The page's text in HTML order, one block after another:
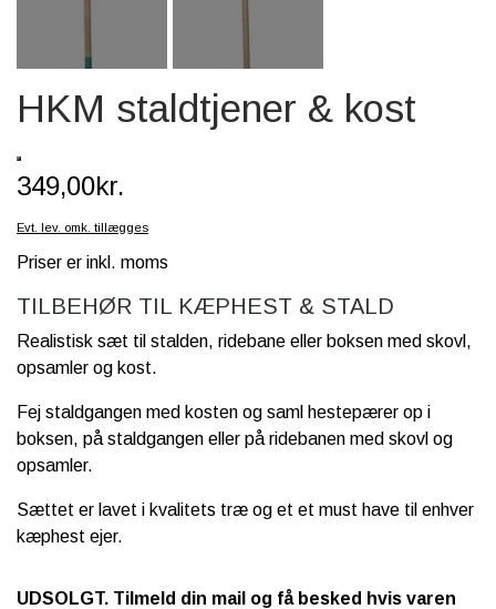
SKOLE, KREA & TILBEHØR
TASKER & PUNGE
HKM staldtjener & kost
349,00kr.
Evt. lev. omk. tillægges
Priser er inkl. moms
TILBEHØR TIL KÆPHEST & STALD
Realistisk sæt til stalden, ridebane eller boksen med skovl,
opsamler og kost.
Fej staldgangen med kosten og saml hestepærer op i
boksen, på staldgangen eller på ridebanen med skovl og
opsamler.
Sættet er lavet i kvalitets træ og et et must have til enhver
kæphest ejer.
UDSOLGT. Tilmeld din mail og få besked hvis varen